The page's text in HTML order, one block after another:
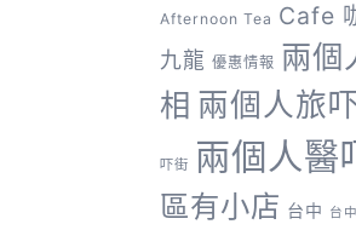
Afternoon Tea Cafe
九龍 優惠情報 兩個
相 兩個人旅
吓街 兩個人醫
區有小店 台中 台